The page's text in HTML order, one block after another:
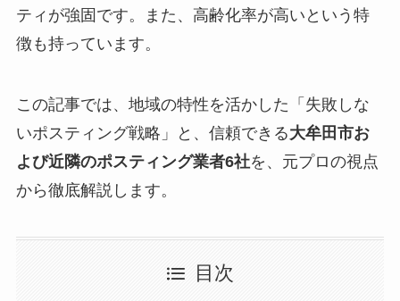
ティが強固です。また、高齢化率が高いという特
徴も持っています。
この記事では、地域の特性を活かした「失敗しな
いポスティング戦略」と、信頼できる大牟田市お
よび近隣のポスティング業者6社を、元プロの視点
から徹底解説します。
目次